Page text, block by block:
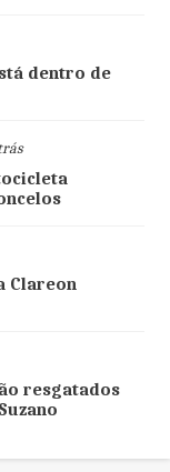
dentro de
Clareon
resgatados